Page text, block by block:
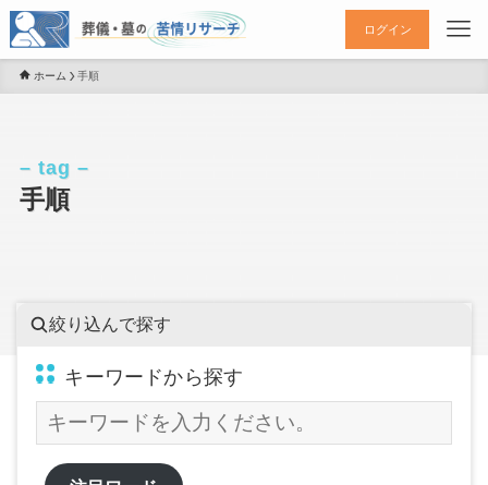
ログイン
ホーム 手順
手順
– tag –
絞り込んで探す
キーワードから探す